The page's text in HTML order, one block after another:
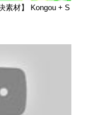
素材】 Kongou + S